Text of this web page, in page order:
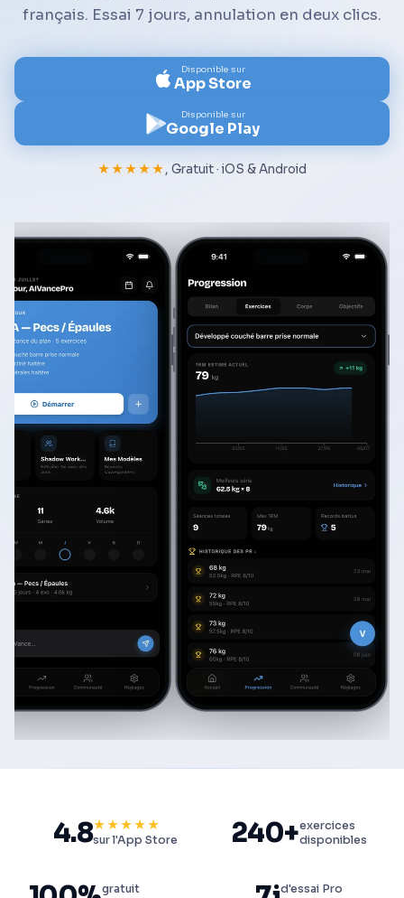
français. Essai 7 jours, annulation en deux clics.
Disponible sur
App Store
Disponible sur
Google Play
★★★★★, Gratuit · iOS & Android
4.8★★★★★
sur l'App Store 240+exercices
disponibles
gratuit
d'essai Pro